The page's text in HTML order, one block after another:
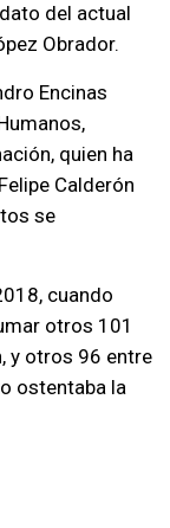
del actual
Obrador.
Encinas
quien ha
Calderón
se
cuando
otros 101
y otros 96 entre
ostentaba la